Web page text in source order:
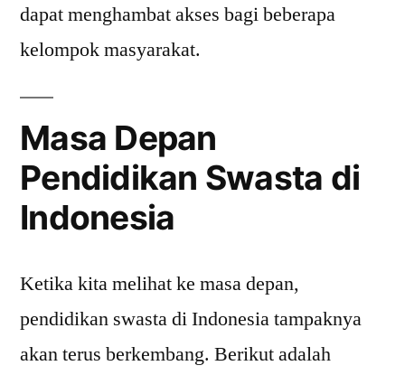
dapat menghambat akses bagi beberapa
kelompok masyarakat.
Masa Depan
Pendidikan Swasta di
Indonesia
Ketika kita melihat ke masa depan,
pendidikan swasta di Indonesia tampaknya
akan terus berkembang. Berikut adalah